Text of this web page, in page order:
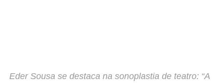
Eder Sousa se destaca na sonoplastia de teatro: “A